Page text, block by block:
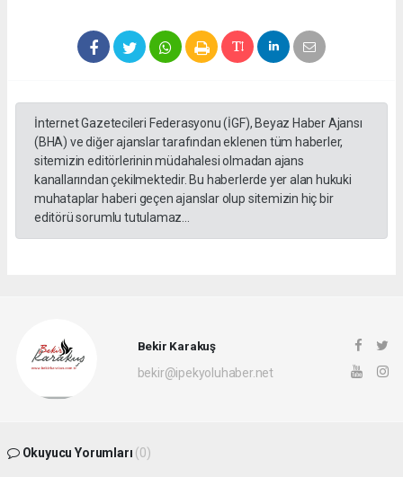
İnternet Gazetecileri Federasyonu (İGF), Beyaz Haber Ajansı
(BHA) ve diğer ajanslar tarafından eklenen tüm haberler,
sitemizin editörlerinin müdahalesi olmadan ajans
kanallarından çekilmektedir. Bu haberlerde yer alan hukuki
muhataplar haberi geçen ajanslar olup sitemizin hiç bir
editörü sorumlu tutulamaz...
Bekir Karakuş
bekir@ipekyoluhaber.net
Okuyucu Yorumları (0)